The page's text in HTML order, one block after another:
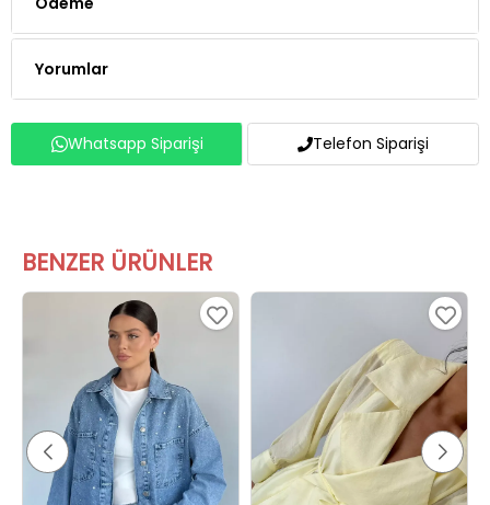
Yorumlar
Whatsapp Siparişi Telefon Siparişi
BENZER ÜRÜNLER